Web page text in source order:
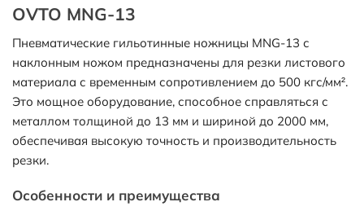
OVTO MNG-13
Пневматические гильотинные ножницы MNG-13 с
наклонным ножом предназначены для резки листового
материала с временным сопротивлением до 500 кгс/мм².
Это мощное оборудование, способное справляться с
металлом толщиной до 13 мм и шириной до 2000 мм,
обеспечивая высокую точность и производительность
резки.
Особенности и преимущества